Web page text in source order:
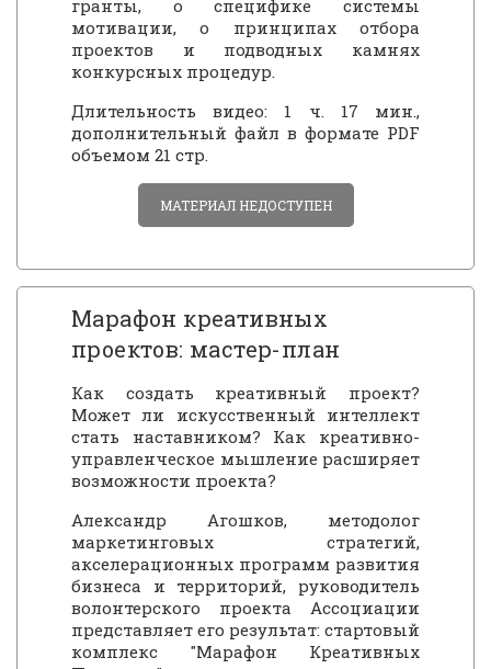
гранты, о специфике системы
мотивации, о принципах отбора
проектов и подводных камнях
конкурсных процедур.
Длительность видео: 1 ч. 17 мин.,
дополнительный файл в формате PDF
объемом 21 стр.
МАТЕРИАЛ НЕДОСТУПЕН
Марафон креативных
проектов: мастер-план
Как создать креативный проект?
Может ли искусственный интеллект
стать наставником? Как креативно-
управленческое мышление расширяет
возможности проекта?
Александр Агошков, методолог
маркетинговых стратегий,
акселерационных программ развития
бизнеса и территорий, руководитель
волонтерского проекта Ассоциации
представляет его результат: стартовый
комплекс "Марафон Креативных